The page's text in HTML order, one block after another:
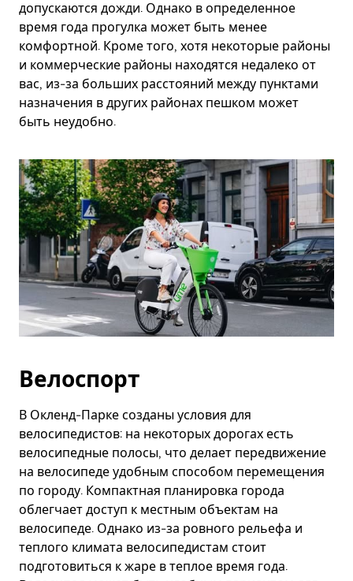
допускаются дожди. Однако в определенное
время года прогулка может быть менее
комфортной. Кроме того, хотя некоторые районы
и коммерческие районы находятся недалеко от
вас, из-за больших расстояний между пунктами
назначения в других районах пешком может
быть неудобно.
Велоспорт
В Окленд-Парке созданы условия для
велосипедистов: на некоторых дорогах есть
велосипедные полосы, что делает передвижение
на велосипеде удобным способом перемещения
по городу. Компактная планировка города
облегчает доступ к местным объектам на
велосипеде. Однако из-за ровного рельефа и
теплого климата велосипедистам стоит
подготовиться к жаре в теплое время года.